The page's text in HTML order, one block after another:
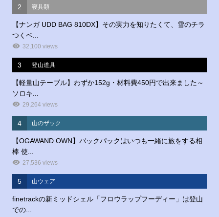
2 寝具類
【ナンガ UDD BAG 810DX】その実力を知りたくて、雪のチラ
つくベ...
32,100 views
3 登山道具
【軽量山テーブル】わずか152g・材料費450円で出来ました～
ソロキ...
29,264 views
4 山のザック
【OGAWAND OWN】バックパックはいつも一緒に旅をする相
棒 使...
27,536 views
5 山ウェア
finetrackの新ミッドシェル「フロウラップフーディー」は登山
での...